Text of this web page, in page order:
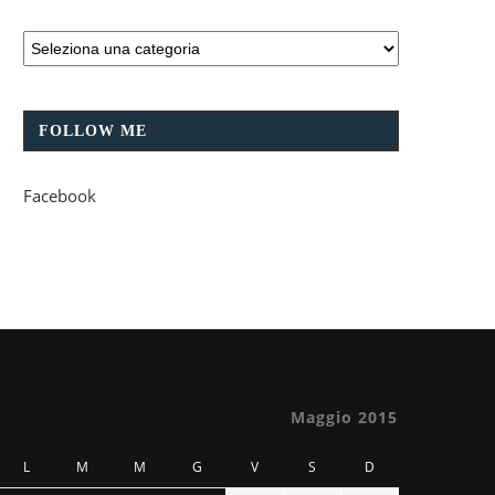
FOLLOW ME
Facebook
Maggio 2015
L M M G V S D